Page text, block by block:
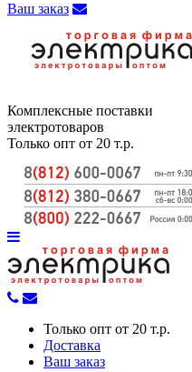
Ваш заказ
Комплексные поставки
электротоваров
Только опт от 20 т.р.
Только опт от 20 т.р.
Доставка
Ваш заказ